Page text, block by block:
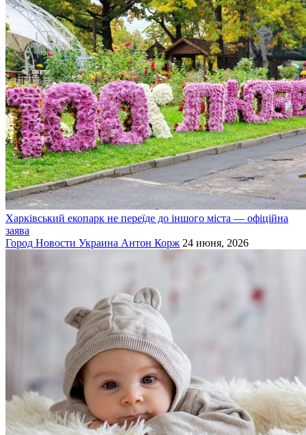
Харківський екопарк не переїде до іншого міста — офіційна
заява
Город Новости Украина Антон Корж 24 июня, 2026